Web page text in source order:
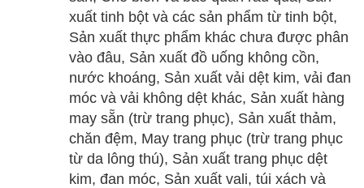
xuất tinh bột và các sản phẩm từ tinh bột,
Sản xuất thực phẩm khác chưa được phân
vào đâu, Sản xuất đồ uống không cồn,
nước khoáng, Sản xuất vải dệt kim, vải đan
móc và vải không dệt khác, Sản xuất hàng
may sẵn (trừ trang phục), Sản xuất thảm,
chăn đệm, May trang phục (trừ trang phục
từ da lông thú), Sản xuất trang phục dệt
kim, đan móc, Sản xuất vali, túi xách và